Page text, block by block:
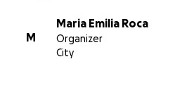
M
Maria Emilia Roca
Organizer
City